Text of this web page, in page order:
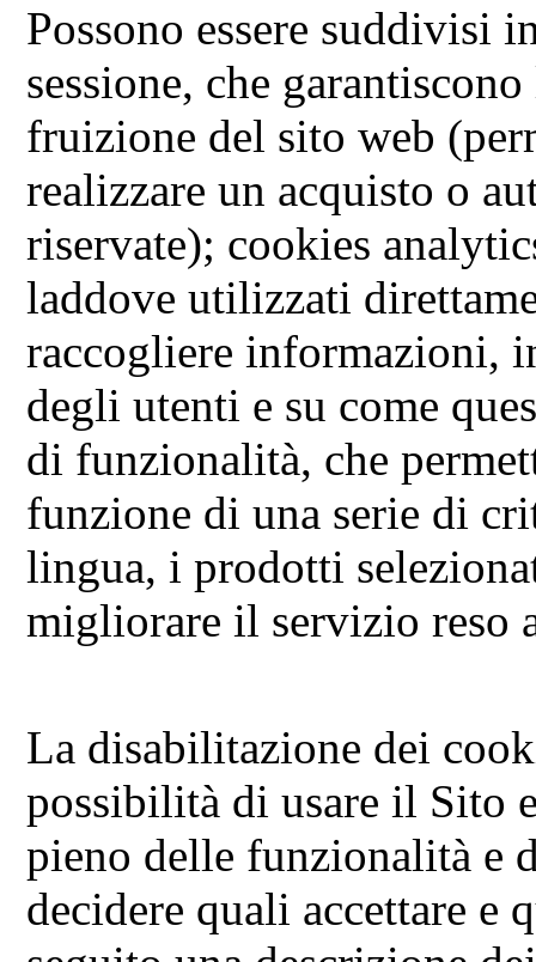
Possono essere suddivisi
sessione, che
fruizione del sito web
realizzare un acquisto o
riservate); cookies
laddove utilizzati
raccogliere informazioni,
degli utenti e su come
di funzionalità, che
funzione di una serie di
lingua, i prodotti
migliorare il servizio reso
La disabilitazione dei
possibilità di usare il Sito
pieno delle funzionalità e
decidere quali accettare